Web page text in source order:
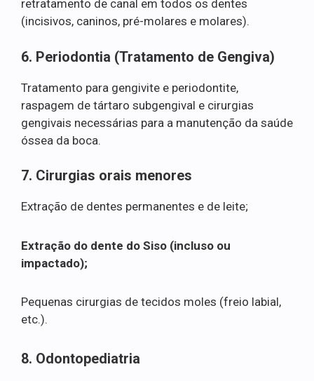
retratamento de canal em todos os dentes
(incisivos, caninos, pré-molares e molares).
6. Periodontia (Tratamento de Gengiva)
Tratamento para gengivite e periodontite,
raspagem de tártaro subgengival e cirurgias
gengivais necessárias para a manutenção da saúde
óssea da boca.
7. Cirurgias orais menores
Extração de dentes permanentes e de leite;
Extração do dente do Siso (incluso ou
impactado);
Pequenas cirurgias de tecidos moles (freio labial,
etc.).
8. Odontopediatria